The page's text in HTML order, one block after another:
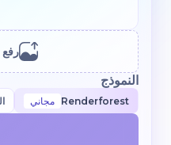
النموذج
Renderforest مجاني